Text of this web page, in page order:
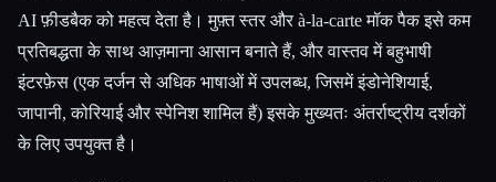
AI फ़ीडबैक को महत्व देता है। मुफ़्त स्तर और à-la-carte मॉक पैक इसे कम
प्रतिबद्धता के साथ आज़माना आसान बनाते हैं, और वास्तव में बहुभाषी
इंटरफ़ेस (एक दर्जन से अधिक भाषाओं में उपलब्ध, जिसमें इंडोनेशियाई,
जापानी, कोरियाई और स्पेनिश शामिल हैं) इसके मुख्यतः अंतर्राष्ट्रीय दर्शकों
के लिए उपयुक्त है।